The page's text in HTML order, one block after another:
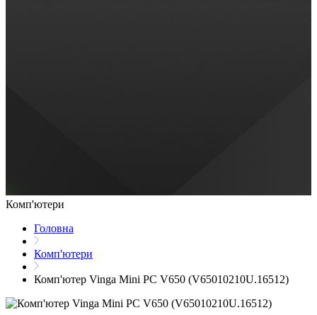
Комп'ютери
Головна
Комп'ютери
Комп'ютер Vinga Mini PC V650 (V65010210U.16512)